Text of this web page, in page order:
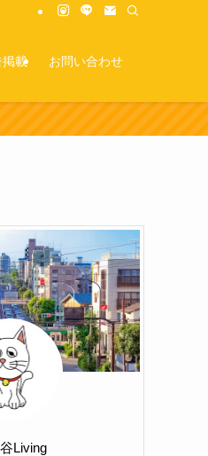
掲載 お問い合わせ
Living